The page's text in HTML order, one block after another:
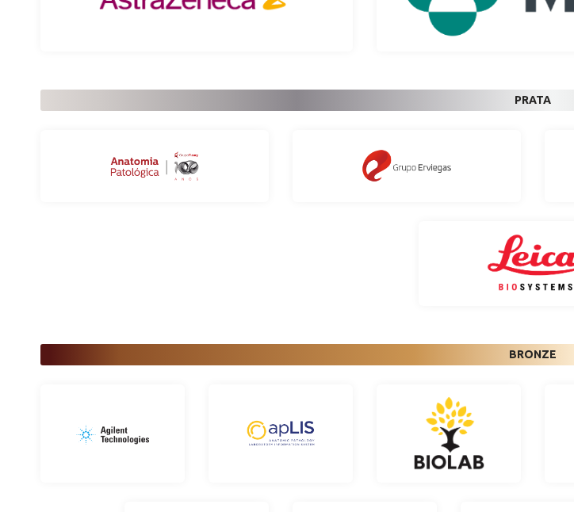
PRATA
BRONZE